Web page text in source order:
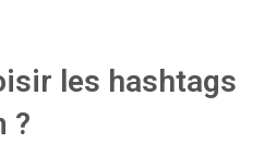
les hashtags
?